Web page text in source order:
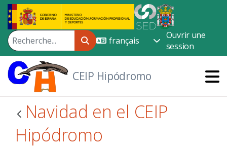
Saut au contenu principal
Ouvrir une
session
CEIP Hipódromo
Navidad en el CEIP
Hipódromo